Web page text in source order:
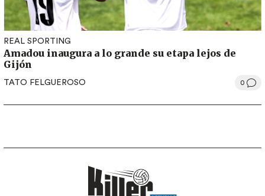
REAL SPORTING
Amadou inaugura a lo grande su etapa lejos de
Gijón
TATO FELGUEROSO 0